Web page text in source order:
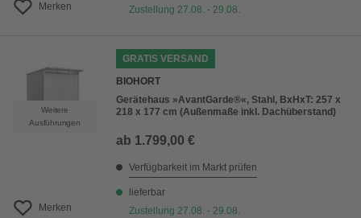
Merken
Zustellung 27.08. - 29.08.
Weitere
Ausführungen
Merken
GRATIS VERSAND
BIOHORT
Gerätehaus »AvantGarde®«, Stahl, BxHxT: 257 x
218 x 177 cm (Außenmaße inkl. Dachüberstand)
ab 1.799,00 €
Verfügbarkeit im Markt prüfen
lieferbar
Zustellung 27.08. - 29.08.